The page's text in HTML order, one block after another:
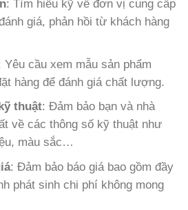
: Tìm hiểu kỹ về đơn vị cung cấp
giá, phản hồi từ khách hàng
Yêu cầu xem mẫu sản phẩm
hàng để đánh giá chất lượng.
thuật: Đảm bảo bạn và nhà
về các thông số kỹ thuật như
màu sắc…
: Đảm bảo báo giá bao gồm đầy
phát sinh chi phí không mong